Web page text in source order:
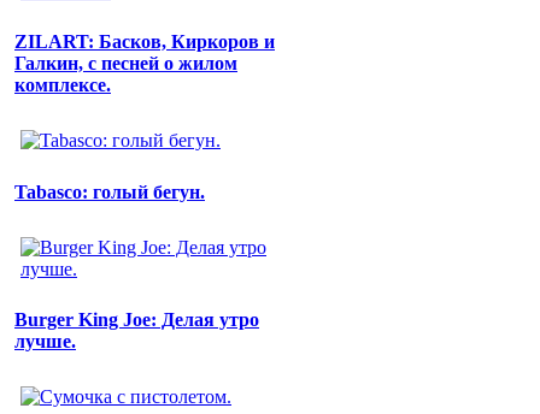
ZILART: Басков, Киркоров и
Галкин, с песней о жилом
комплексе.
Tabasco: голый бегун.
Burger King Joe: Делая утро
лучше.